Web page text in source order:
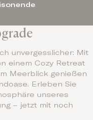
unvergesslicher: Mit
einem Cozy Retreat
Meerblick genießen
Erleben Sie
unseres
– jetzt mit noch